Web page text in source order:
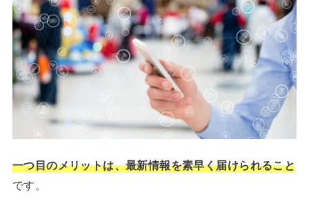
一つ目のメリットは、最新情報を素早く届けられること
です。